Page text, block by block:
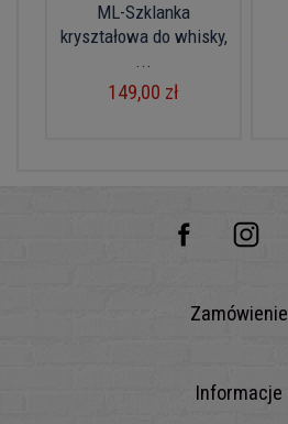
ML-Szklanka
kryształowa do whisky,
...
149,00 zł
Zamówienie
Informacje